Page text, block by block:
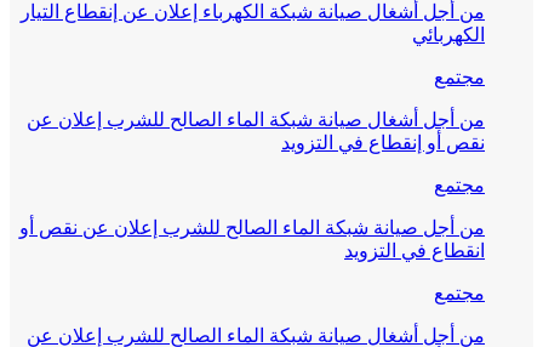
من أجل أشغال صيانة شبكة الكهرباء إعلان عن إنقطاع التيار
الكهربائي
مجتمع
من أجل أشغال صيانة شبكة الماء الصالح للشرب إعلان عن
نقص أو إنقطاع في التزويد
مجتمع
من أجل صيانة شبكة الماء الصالح للشرب إعلان عن نقص أو
انقطاع في التزويد
مجتمع
من أجل أشغال صيانة شبكة الماء الصالح للشرب إعلان عن